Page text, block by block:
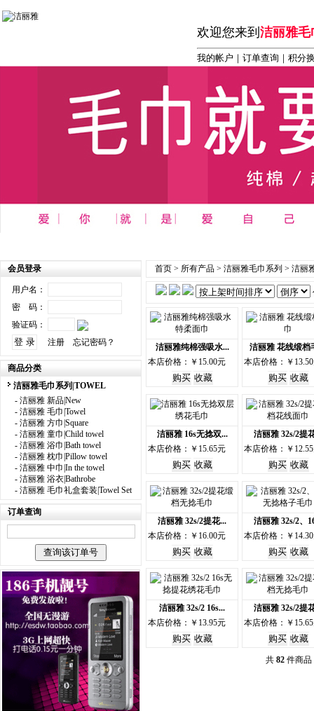
欢迎您来到 洁丽雅毛
我的帐户 ｜ 订单查询 ｜积分
会员登录
用户名：
密 码：
验证码：
注册
忘记密码？
商品分类
洁丽雅毛巾系列|TOWEL
- 洁丽雅 新品|New
- 洁丽雅 毛巾|Towel
- 洁丽雅 方巾|Square
- 洁丽雅 童巾|Child towel
- 洁丽雅 浴巾|Bath towel
- 洁丽雅 枕巾|Pillow towel
- 洁丽雅 中巾|In the towel
- 洁丽雅 浴衣|Bathrobe
- 洁丽雅 毛巾礼盒套装|Towel Set
订单查询
首页 > 所有产品 > 洁丽雅毛巾系列 > 洁丽
洁丽雅纯棉强吸水...
本店价格：￥15.00元
洁丽雅 花线缎档
本店价格：￥
洁丽雅 16s无捻双...
本店价格：￥15.65元
洁丽雅 32s/2提
本店价格：￥
洁丽雅 32s/2提花...
本店价格：￥16.00元
洁丽雅 32s/2、
本店价格：￥
洁丽雅 32s/2 16s...
本店价格：￥13.95元
洁丽雅 32s/2提
本店价格：￥
共 82 件商